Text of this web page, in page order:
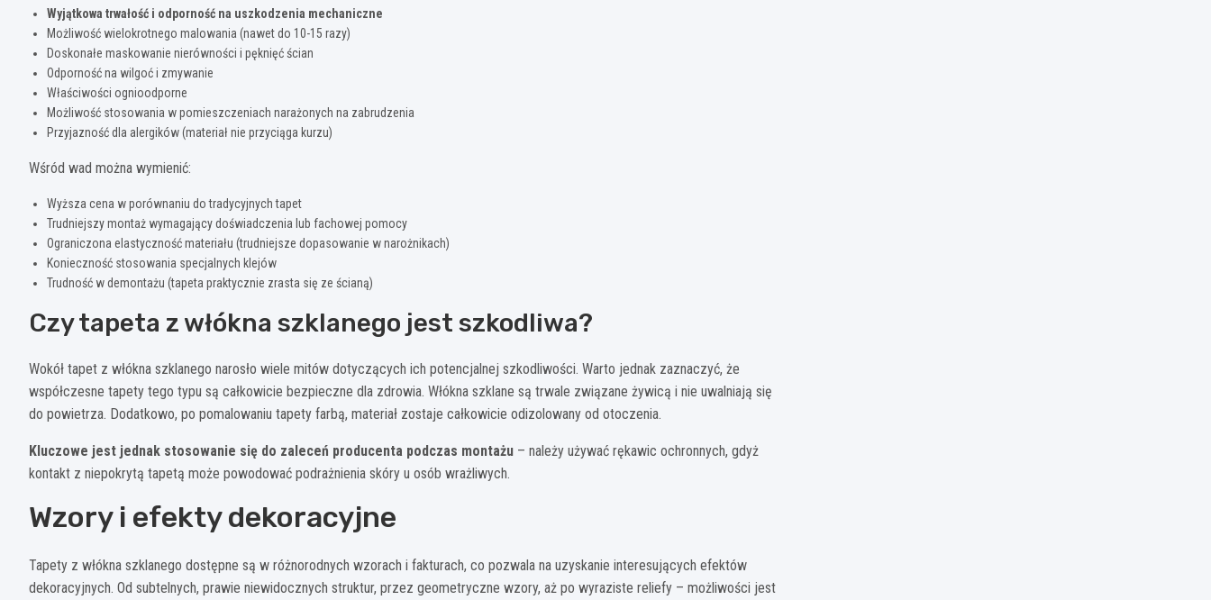
Wyjątkowa trwałość i odporność na uszkodzenia mechaniczne
Możliwość wielokrotnego malowania (nawet do 10-15 razy)
Doskonałe maskowanie nierówności i pęknięć ścian
Odporność na wilgoć i zmywanie
Właściwości ognioodporne
Możliwość stosowania w pomieszczeniach narażonych na zabrudzenia
Przyjazność dla alergików (materiał nie przyciąga kurzu)
Wśród wad można wymienić:
Wyższa cena w porównaniu do tradycyjnych tapet
Trudniejszy montaż wymagający doświadczenia lub fachowej pomocy
Ograniczona elastyczność materiału (trudniejsze dopasowanie w narożnikach)
Konieczność stosowania specjalnych klejów
Trudność w demontażu (tapeta praktycznie zrasta się ze ścianą)
Czy tapeta z włókna szklanego jest szkodliwa?
Wokół tapet z włókna szklanego narosło wiele mitów dotyczących ich potencjalnej szkodliwości. Warto jednak zaznaczyć, że
współczesne tapety tego typu są całkowicie bezpieczne dla zdrowia. Włókna szklane są trwale związane żywicą i nie uwalniają się
do powietrza. Dodatkowo, po pomalowaniu tapety farbą, materiał zostaje całkowicie odizolowany od otoczenia.
Kluczowe jest jednak stosowanie się do zaleceń producenta podczas montażu – należy używać rękawic ochronnych, gdyż
kontakt z niepokrytą tapetą może powodować podrażnienia skóry u osób wrażliwych.
Wzory i efekty dekoracyjne
Tapety z włókna szklanego dostępne są w różnorodnych wzorach i fakturach, co pozwala na uzyskanie interesujących efektów
dekoracyjnych. Od subtelnych, prawie niewidocznych struktur, przez geometryczne wzory, aż po wyraziste reliefy – możliwości jest